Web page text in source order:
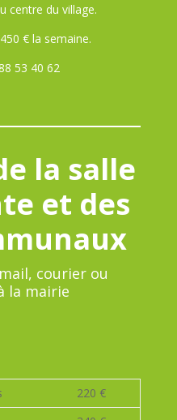
centre du village.
€ la semaine.
53 40 62
la salle
et des
courier ou
la mairie
220 €